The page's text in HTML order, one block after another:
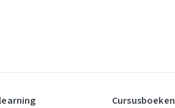
Cursusboeken